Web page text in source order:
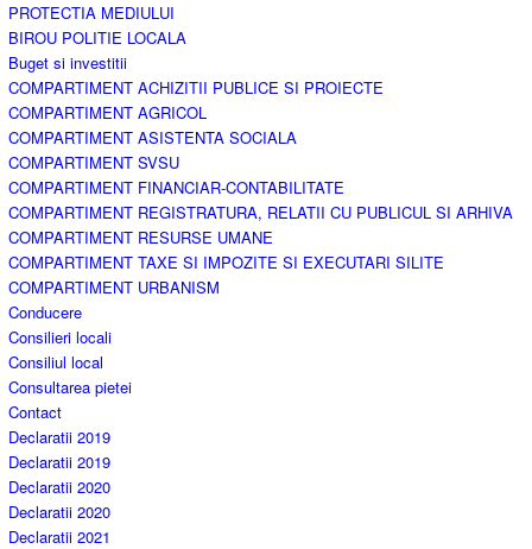
PROTECTIA MEDIULUI
BIROU POLITIE LOCALA
Buget si investitii
COMPARTIMENT ACHIZITII PUBLICE SI PROIECTE
COMPARTIMENT AGRICOL
COMPARTIMENT ASISTENTA SOCIALA
COMPARTIMENT SVSU
COMPARTIMENT FINANCIAR-CONTABILITATE
COMPARTIMENT REGISTRATURA, RELATII CU PUBLICUL SI ARHIVA
COMPARTIMENT RESURSE UMANE
COMPARTIMENT TAXE SI IMPOZITE SI EXECUTARI SILITE
COMPARTIMENT URBANISM
Conducere
Consilieri locali
Consiliul local
Consultarea pietei
Contact
Declaratii 2019
Declaratii 2019
Declaratii 2020
Declaratii 2020
Declaratii 2021